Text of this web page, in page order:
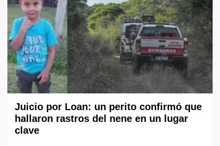
Juicio por Loan: un perito confirmó que
hallaron rastros del nene en un lugar
clave